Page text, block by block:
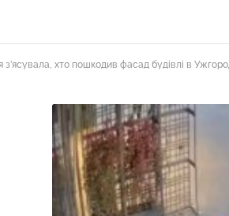
з’ясувала, хто пошкодив фасад будівлі в